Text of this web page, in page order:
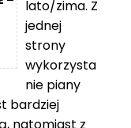
lato/zima. Z
jednej
strony
wykorzysta
nie piany
bardziej
natomiast z